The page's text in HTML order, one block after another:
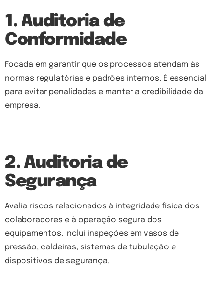
1. Auditoria de
Conformidade
Focada em garantir que os processos atendam às
normas regulatórias e padrões internos. É essencial
para evitar penalidades e manter a credibilidade da
empresa.
2. Auditoria de
Segurança
Avalia riscos relacionados à integridade física dos
colaboradores e à operação segura dos
equipamentos. Inclui inspeções em vasos de
pressão, caldeiras, sistemas de tubulação e
dispositivos de segurança.